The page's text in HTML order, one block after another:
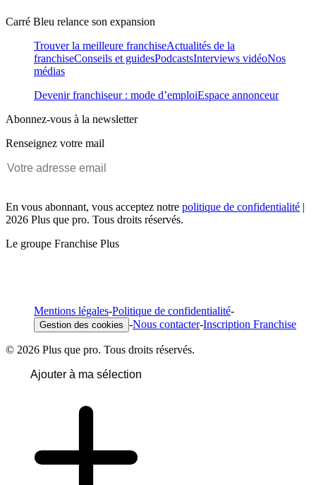
Carré Bleu relance son expansion
Trouver la meilleure franchiseActualités de la
franchiseConseils et guidesPodcastsInterviews vidéoNos
médias
Devenir franchiseur : mode d’emploiEspace annonceur
Abonnez-vous à la newsletter
Renseignez votre mail
En vous abonnant, vous acceptez notre politique de confidentialité |
2026 Plus que pro. Tous droits réservés.
Le groupe Franchise Plus
Mentions légales-Politique de confidentialité-
Gestion des cookies -Nous contacter-Inscription Franchise
© 2026 Plus que pro. Tous droits réservés.
Ajouter à ma sélection